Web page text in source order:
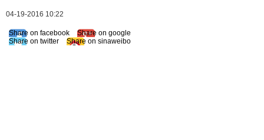
04-19-2016 10:22
Share on facebook
Share on google
Share on twitter
Share on sinaweibo